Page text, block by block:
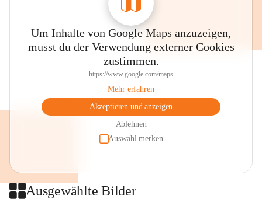
Um Inhalte von Google Maps anzuzeigen,
musst du der Verwendung externer Cookies
zustimmen.
https://www.google.com/maps
Mehr erfahren
Akzeptieren und anzeigen
Ablehnen
Auswahl merken
Ausgewählte Bilder